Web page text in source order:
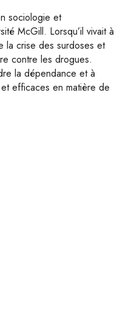
sociologie et
McGill. Lorsqu’il vivait à
la crise des surdoses et
contre les drogues.
la dépendance et à
efficaces en matière de